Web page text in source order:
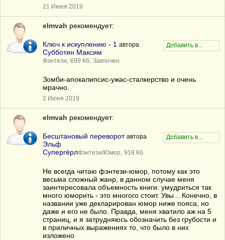
21 Июня 2019
elmvah рекомендует:
Ключ к искуплению - 1 автора
Субботин Максим
Фэнтези, 699 Кб, Закончен
Зомби-апокалипсис-ужас-сталкерство и очень
мрачно.
2 Июня 2019
elmvah рекомендует:
Бесштановый переворот автора
Эльф
СупергёрлФэнтези/Юмор, 918 Кб
Не всегда читаю фэнтези-юмор, потому как это
весьма сложный жанр, в данном случае меня
заинтересовала объемность книги: умудриться так
много юморить - это многого стоит. Увы... Конечно, в
названии уже декларирован юмор ниже пояса, но
даже и его не было. Правда, меня хватило аж на 5
страниц, и я затрудняюсь обозначить без грубости и
в приличных выражениях то, что было в них
изложено